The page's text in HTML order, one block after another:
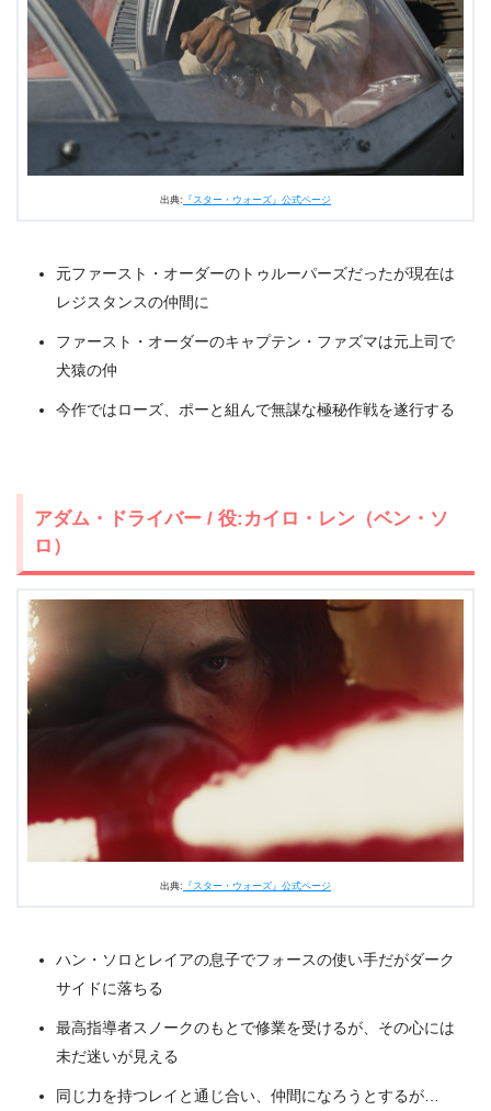
出典: 『スター・ウォーズ』公式ページ
元ファースト・オーダーのトゥルーパーズだったが現在は
レジスタンスの仲間に
ファースト・オーダーのキャプテン・ファズマは元上司で
犬猿の仲
今作ではローズ、ポーと組んで無謀な極秘作戦を遂行する
アダム・ドライバー / 役:カイロ・レン（ベン・ソ
ロ）
出典: 『スター・ウォーズ』公式ページ
ハン・ソロとレイアの息子でフォースの使い手だがダーク
サイドに落ちる
最高指導者スノークのもとで修業を受けるが、その心には
未だ迷いが見える
同じ力を持つレイと通じ合い、仲間になろうとするが…